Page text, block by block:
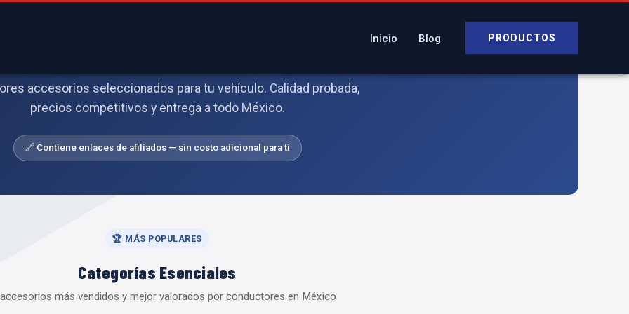
Inicio Blog PRODUCTOS
accesorios seleccionados para tu vehículo. Calidad probada,
precios competitivos y entrega a todo México.
🔗 Contiene enlaces de afiliados — sin costo adicional para ti
🏆 MÁS POPULARES
Categorías Esenciales
más vendidos y mejor valorados por conductores en México